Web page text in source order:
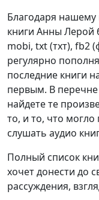
Благодаря нашему
книги Анны Лерой
mobi, txt (тхт), fb2
регулярно
последние книги
первым. В
найдете те
то, и то, что
слушать аудио
Полный список
хочет донести до
рассуждения,